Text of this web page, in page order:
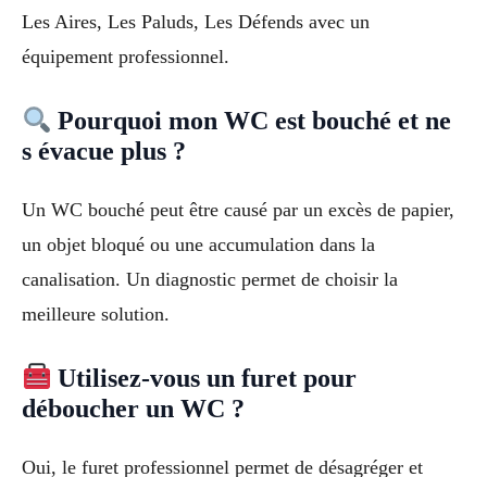
Les Aires, Les Paluds, Les Défends avec un
équipement professionnel.
Pourquoi mon WC est bouché et ne
s évacue plus ?
Un WC bouché peut être causé par un excès de papier,
un objet bloqué ou une accumulation dans la
canalisation. Un diagnostic permet de choisir la
meilleure solution.
Utilisez-vous un furet pour
déboucher un WC ?
Oui, le furet professionnel permet de désagréger et